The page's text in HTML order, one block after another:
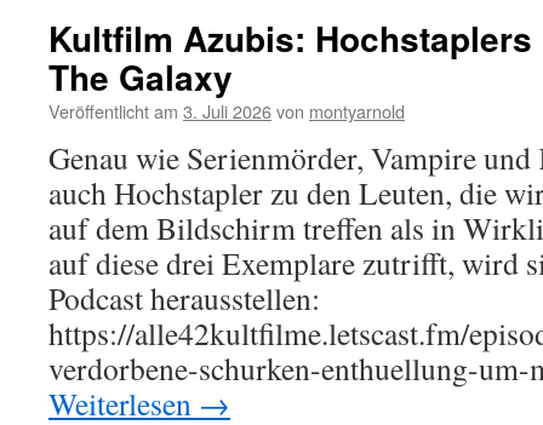
Kultfilm Azubis:
The Galaxy
Veröffentlicht am 3. Juli 2026von montyarnold
Genau wie Serienmörder, Vampire
auch Hochstapler zu den Leuten, die
auf dem Bildschirm treffen als in
auf diese drei Exemplare zutrifft, wird
Podcast herausstellen:
https://alle42kultfilme.letscast.fm/
verdorbene-schurken-enthuellung-
Weiterlesen →